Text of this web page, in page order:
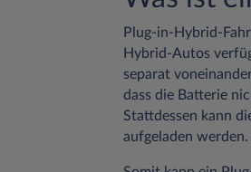
Plug-in-Hybrid-
Hybrid-Autos
separat
dass die Batterie
Stattdessen kann
aufgeladen werden.